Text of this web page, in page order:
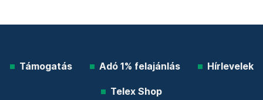
Támogatás Adó 1% felajánlás Hírlevelek
Telex Shop